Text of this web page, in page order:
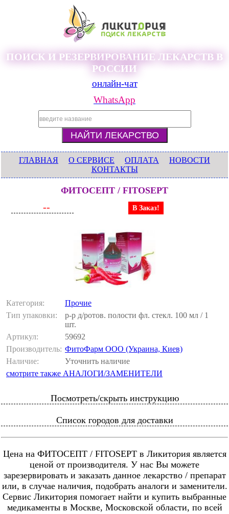
ПОИСК И РЕЗЕРВИРОВАНИЕ ЛЕКАРСТВ В
РОССИИ
онлайн-чат
WhatsApp
ГЛАВНАЯ О СЕРВИСЕ ОПЛАТА
НОВОСТИ
КОНТАКТЫ
ФИТОСЕПТ / FITOSEPT
-- В Заказ!
Категория:
Прочие
Тип упаковки:
р-р д/ротов. полости фл. стекл. 100 мл / 1
шт.
Артикул:
59692
Производитель: ФитоФарм ООО (Украина, Киев)
Наличие:
Уточнить наличие
смотрите также АНАЛОГИ/ЗАМЕНИТЕЛИ
Посмотреть/скрыть инструкцию
Список городов для доставки
Цена на ФИТОСЕПТ / FITOSEPT в Ликитория является
ценой от производителя. У нас Вы можете
зарезервировать и заказать данное лекарство / препарат
или, в случае наличия, подобрать аналоги и заменители.
Сервис Ликитория помогает найти и купить выбранные
медикаменты в Москве, Московской области, по всей